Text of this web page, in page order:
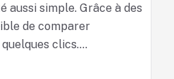
aussi simple. Grâce à des
de comparer
clics....